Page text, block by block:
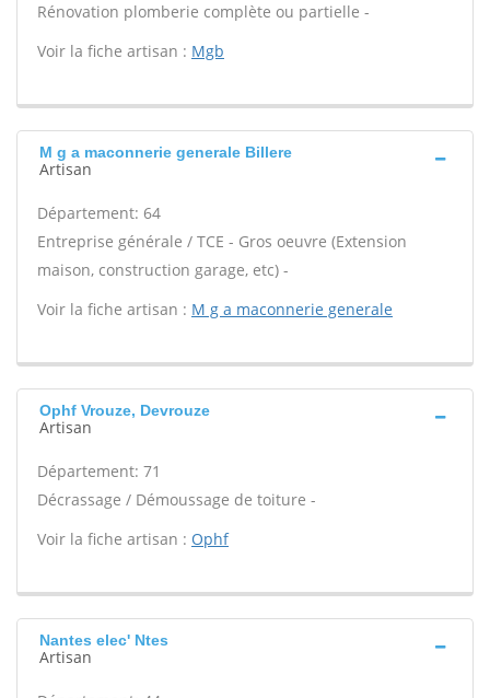
Rénovation plomberie complète ou partielle -
Voir la fiche artisan : Mgb
M g a maconnerie generale Billere
Artisan
Département: 64
Entreprise générale / TCE - Gros oeuvre (Extension
maison, construction garage, etc) -
Voir la fiche artisan : M g a maconnerie generale
Ophf Vrouze, Devrouze
Artisan
Département: 71
Décrassage / Démoussage de toiture -
Voir la fiche artisan : Ophf
Nantes elec' Ntes
Artisan